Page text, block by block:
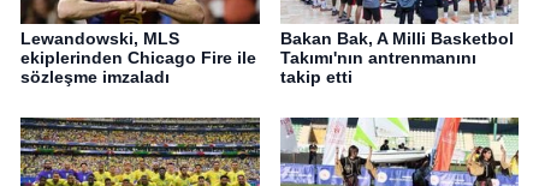
Lewandowski, MLS
ekiplerinden Chicago Fire ile
sözleşme imzaladı
Bakan Bak, A Milli Basketbol
Takımı'nın antrenmanını
takip etti